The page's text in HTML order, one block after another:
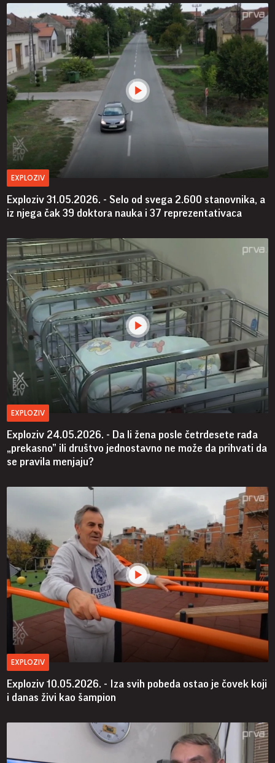
EXPLOZIV
Exploziv 31.05.2026. - Selo od svega 2.600 stanovnika, a
iz njega čak 39 doktora nauka i 37 reprezentativaca
EXPLOZIV
Exploziv 24.05.2026. - Da li žena posle četrdesete rađa
„prekasno” ili društvo jednostavno ne može da prihvati da
se pravila menjaju?
EXPLOZIV
Exploziv 10.05.2026. - Iza svih pobeda ostao je čovek koji
i danas živi kao šampion